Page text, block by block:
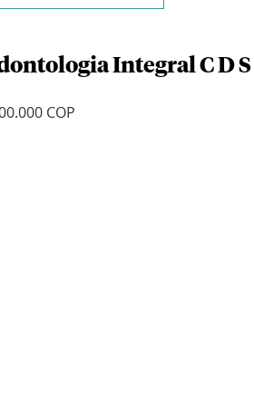
Integral C D S
COP